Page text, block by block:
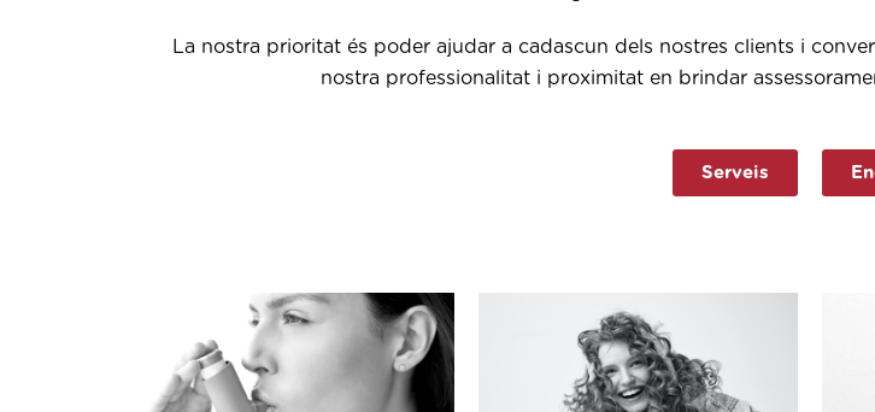
La nostra prioritat és poder ajudar a cadascun dels nostres clients i
nostra professionalitat i proximitat en brindar
Serveis